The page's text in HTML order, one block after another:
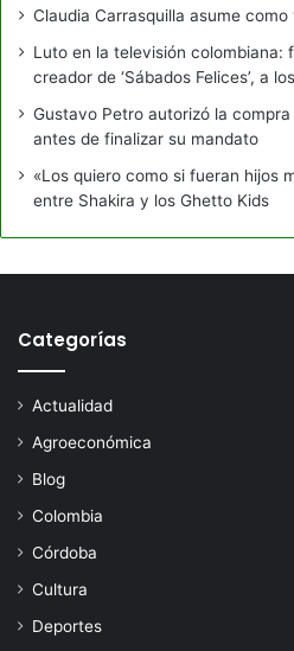
Claudia Carrasquilla asume
Luto en la televisión colombiana:
creador de ‘Sábados Felices’, a
Gustavo Petro autorizó la
antes de finalizar su mandato
«Los quiero como si fueran hijos
entre Shakira y los Ghetto Kids
Categorías
Actualidad
Agroeconómica
Blog
Colombia
Córdoba
Cultura
Deportes